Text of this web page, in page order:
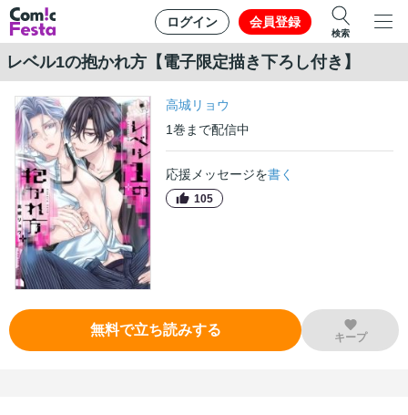
ログイン 会員登録
検索
レベル1の抱かれ方【電子限定描き下ろし付き】
高城リョウ
1巻 まで配信中
応援メッセージを書く
105
無料で立ち読みする キープ